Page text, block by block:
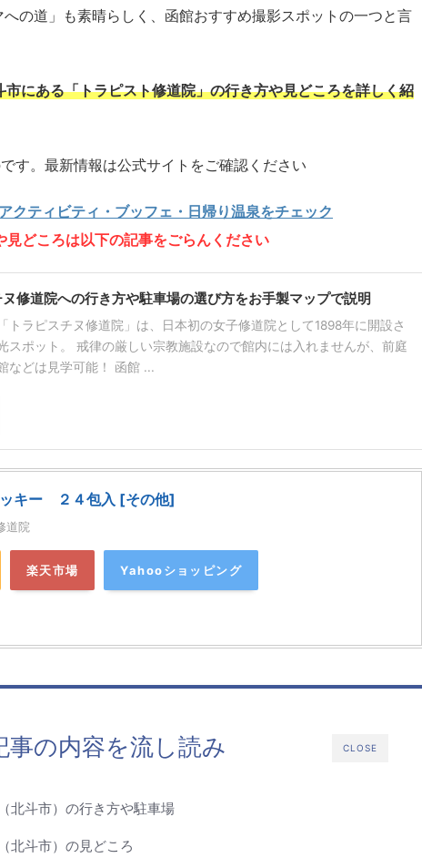
の道」も素晴らしく、函館おすすめ撮影スポットの一つと言
にある「トラピスト修道院」の行き方や見どころを詳しく紹
す。最新情報は公式サイトをご確認ください
ティビティ・ブッフェ・日帰り温泉をチェック
どころは以下の記事をごらんください
修道院への行き方や駐車場の選び方をお手製マップで説明
トラピスチヌ修道院」は、日本初の女子修道院として1898年に開設さ
スポット。 戒律の厳しい宗教施設なので館内には入れませんが、前庭
などは見学可能！ 函館 ...
ッキー ２４包入 [その他]
道院
楽天市場 Yahooショッピング
CLOSE
事の内容を流し読み
北斗市）の行き方や駐車場
北斗市）の見どころ